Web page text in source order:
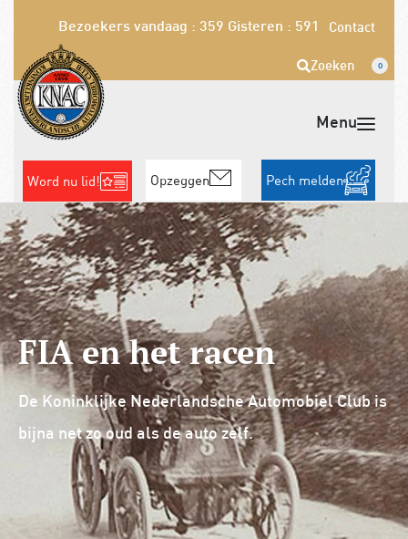
Bezoekers vandaag : 359 Gisteren : 591 Contact
Zoeken 0
Word nu lid! Opzeggen Pech melden
FIA en het racen
De Koninklijke Nederlandsche Automobiel Club is
bijna net zo oud als de auto zelf.